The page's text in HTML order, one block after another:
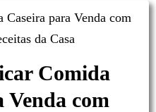
Comida
Venda com